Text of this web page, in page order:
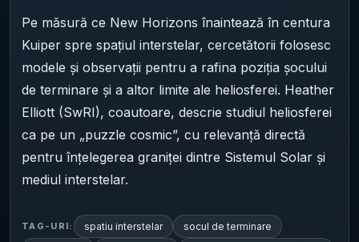
Pe măsură ce New Horizons înaintează în centura
Kuiper spre spațiul interstelar, cercetătorii folosesc
modele și observații pentru a rafina poziția șocului
de terminare și a altor limite ale heliosferei. Heather
Elliott (SwRI), coautoare, descrie studiul heliosferei
ca pe un „puzzle cosmic”, cu relevanță directă
pentru înțelegerea graniței dintre Sistemul Solar și
mediul interstelar.
TAG-URI: spatiu interstelar
socul de terminare